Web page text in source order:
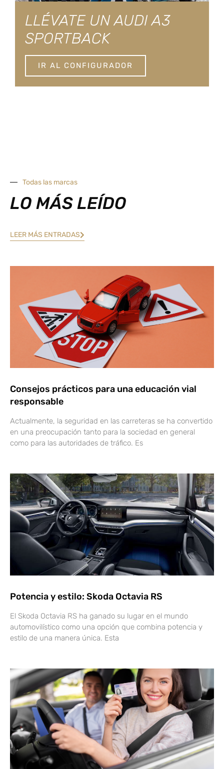
LLÉVATE UN AUDI A3
SPORTBACK
IR AL CONFIGURADOR
Todas las marcas
LO MÁS LEÍDO
LEER MÁS ENTRADAS
Consejos prácticos para una educación vial
responsable
Actualmente, la seguridad en las carreteras se ha convertido
en una preocupación tanto para la sociedad en general
como para las autoridades de tráfico. Es
Potencia y estilo: Skoda Octavia RS
El Skoda Octavia RS ha ganado su lugar en el mundo
automovilístico como una opción que combina potencia y
estilo de una manera única. Esta